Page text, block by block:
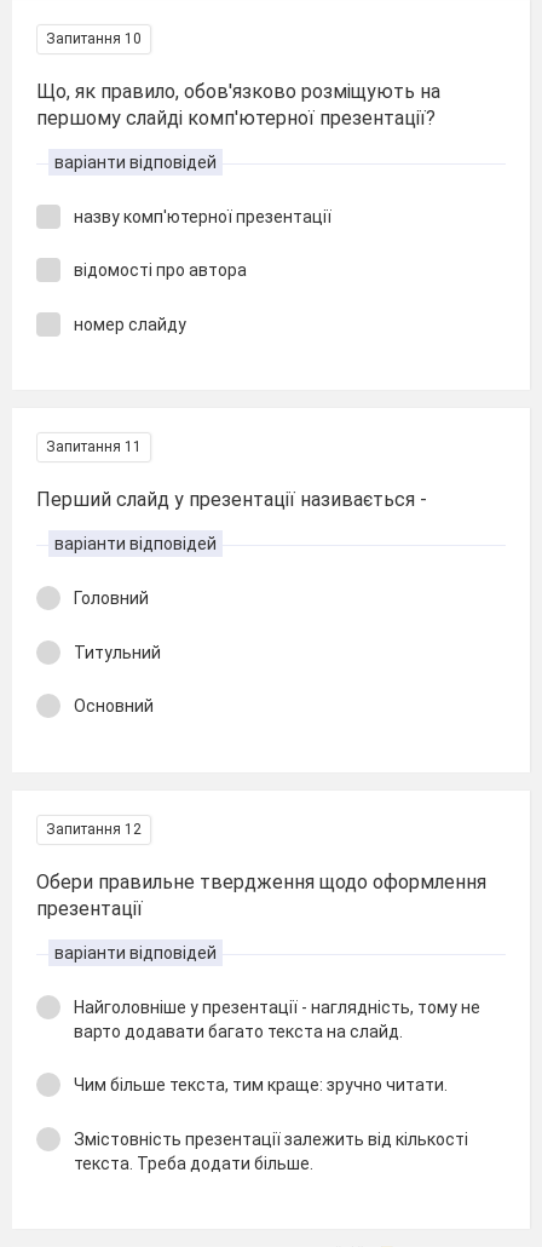
Запитання 10
Що, як правило, обов'язково розміщують на
першому слайді комп'ютерної презентації?
варіанти відповідей
назву комп'ютерної презентації
відомості про автора
номер слайду
Запитання 11
Перший слайд у презентації називається -
варіанти відповідей
Головний
Титульний
Основний
Запитання 12
Обери правильне твердження щодо оформлення
презентації
варіанти відповідей
Найголовніше у презентації - наглядність, тому не
варто додавати багато текста на слайд.
Чим більше текста, тим краще: зручно читати.
Змістовність презентації залежить від кількості
текста. Треба додати більше.